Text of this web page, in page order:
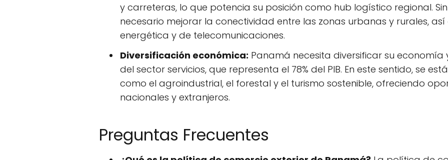
y carreteras, lo que potencia su posición como hub logístico regional.
necesario mejorar la conectividad entre las zonas urbanas y rurales,
energética y de telecomunicaciones.
Diversificación económica: Panamá necesita diversificar su
del sector servicios, que representa el 78% del PIB. En este sentido, se
como el agroindustrial, el forestal y el turismo sostenible, ofreciendo
nacionales y extranjeros.
Preguntas Frecuentes